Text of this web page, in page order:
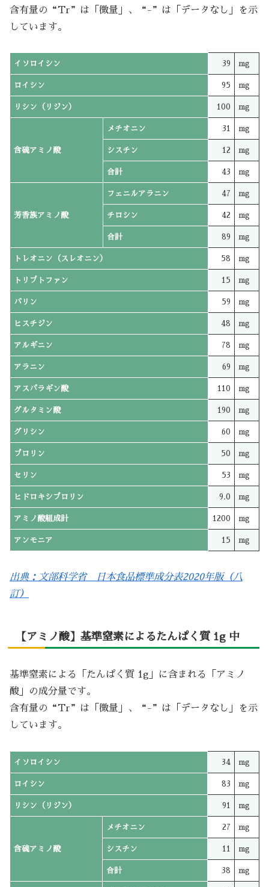
含有量の“Tr”は「微量」、“-”は「データなし」を示
しています。
イソロイシン 39 mg
ロイシン 95 mg
リシン（リジン） 100 mg
含硫アミノ酸
メチオニン 31 mg
シスチン 12 mg
合計 43 mg
芳香族アミノ酸
フェニルアラニン 47 mg
チロシン 42 mg
合計 89 mg
トレオニン（スレオニン） 58 mg
トリプトファン 15 mg
バリン 59 mg
ヒスチジン 48 mg
アルギニン 78 mg
アラニン 69 mg
アスパラギン酸 110 mg
グルタミン酸 190 mg
グリシン 60 mg
プロリン 50 mg
セリン 53 mg
ヒドロキシプロリン 9.0 mg
アミノ酸組成計 1200 mg
アンモニア 15 mg
出典：文部科学省 日本食品標準成分表2020年版（八
訂）
【アミノ酸】基準窒素によるたんぱく質 1g 中
基準窒素による「たんぱく質 1g」に含まれる「アミノ
酸」の成分量です。
含有量の“Tr”は「微量」、“-”は「データなし」を示
しています。
イソロイシン 34 mg
ロイシン 83 mg
リシン（リジン） 91 mg
含硫アミノ酸
メチオニン 27 mg
シスチン 11 mg
合計 38 mg